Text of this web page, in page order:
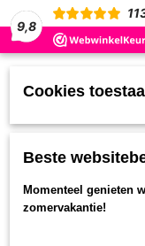
9,8
Cookies
Beste
Momenteel genieten
zomervakantie!